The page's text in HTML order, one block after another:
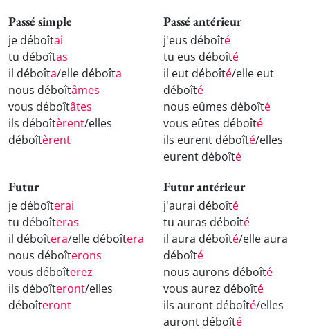
Passé simple
je déboîtai
tu déboîtas
il déboîta/elle déboîta
nous déboîtâmes
vous déboîtâtes
ils déboîtèrent/elles
déboîtèrent
Passé antérieur
j'eus déboîté
tu eus déboîté
il eut déboîté/elle eut
déboîté
nous eûmes déboîté
vous eûtes déboîté
ils eurent déboîté/elles
eurent déboîté
Futur
je déboîterai
tu déboîteras
il déboîtera/elle déboîtera
nous déboîterons
vous déboîterez
ils déboîteront/elles
déboîteront
Futur antérieur
j'aurai déboîté
tu auras déboîté
il aura déboîté/elle aura
déboîté
nous aurons déboîté
vous aurez déboîté
ils auront déboîté/elles
auront déboîté